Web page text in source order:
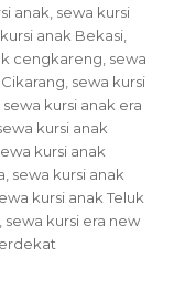
anak, sewa kursi
anak Bekasi,
cengkareng, sewa
, sewa kursi
sewa kursi anak era
kursi anak
kursi anak
, sewa kursi anak
kursi anak Teluk
, sewa kursi era new